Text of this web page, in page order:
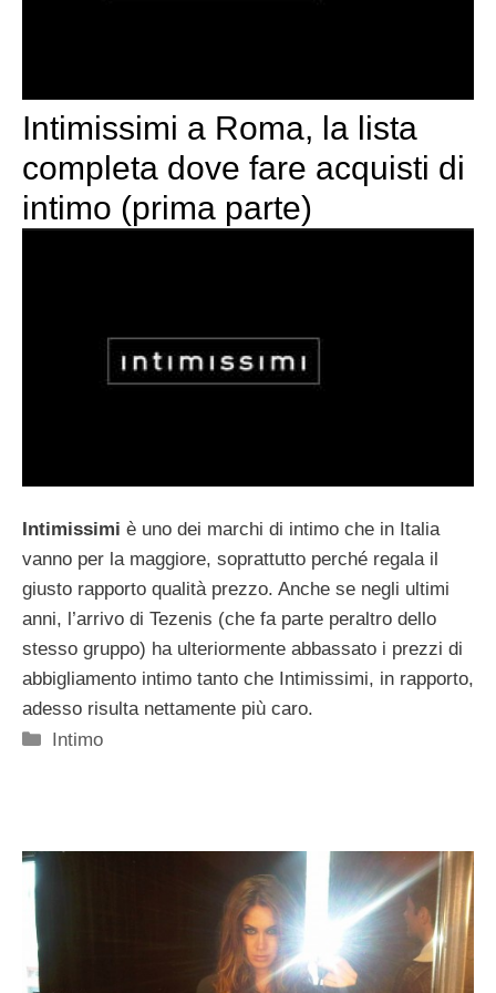
Intimissimi a Roma, la lista
completa dove fare acquisti di
intimo (prima parte)
Intimissimi è uno dei marchi di intimo che in Italia
vanno per la maggiore, soprattutto perché regala il
giusto rapporto qualità prezzo. Anche se negli ultimi
anni, l’arrivo di Tezenis (che fa parte peraltro dello
stesso gruppo) ha ulteriormente abbassato i prezzi di
abbigliamento intimo tanto che Intimissimi, in rapporto,
adesso risulta nettamente più caro.
Categorie
Intimo